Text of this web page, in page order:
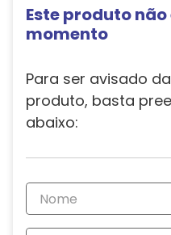
Este produto
momento
Para ser avisado
produto, basta
abaixo: